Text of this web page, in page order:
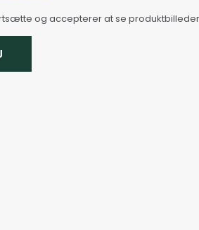
og accepterer at se